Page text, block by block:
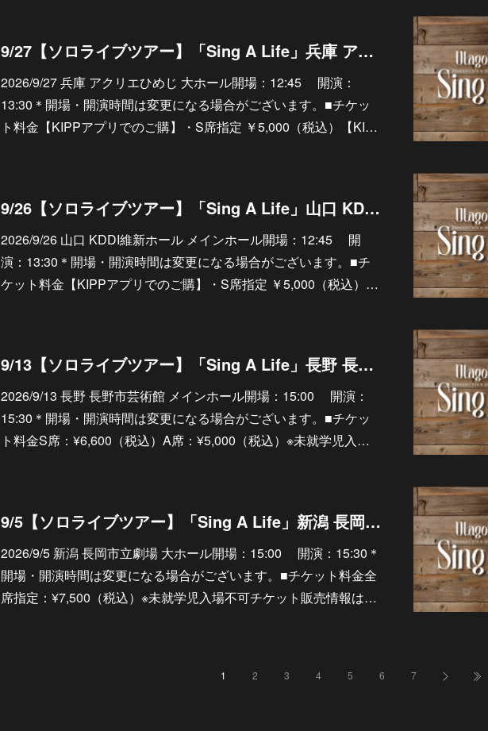
9/27【ソロライブツアー】「Sing A Life」兵庫 アクリエひめじ 大ホール
2026/9/27 兵庫 アクリエひめじ 大ホール開場：12:45 開演：
13:30＊開場・開演時間は変更になる場合がございます。■チケッ
ト料金【KIPPアプリでのご購】・S席指定 ￥5,000（税込）【KI…
9/26【ソロライブツアー】「Sing A Life」山口 KDDI維新ホール メインホール
2026/9/26 山口 KDDI維新ホール メインホール開場：12:45 開
演：13:30＊開場・開演時間は変更になる場合がございます。■チ
ケット料金【KIPPアプリでのご購】・S席指定 ￥5,000（税込）…
9/13【ソロライブツアー】「Sing A Life」長野 長野市芸術館 メインホール
2026/9/13 長野 長野市芸術館 メインホール開場：15:00 開演：
15:30＊開場・開演時間は変更になる場合がございます。■チケッ
ト料金S席：¥6,600（税込）A席：¥5,000（税込）※未就学児入…
9/5【ソロライブツアー】「Sing A Life」新潟 長岡市立劇場 大ホール
2026/9/5 新潟 長岡市立劇場 大ホール開場：15:00 開演：15:30＊
開場・開演時間は変更になる場合がございます。■チケット料金全
席指定：¥7,500（税込）※未就学児入場不可チケット販売情報は…
1 2 3 4 5 6 7